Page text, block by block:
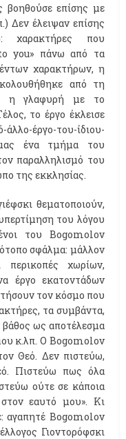
βοηθούσε επίσης με
Δεν έλειψαν επίσης
χαρακτήρες που
you» πάνω από τα
χαρακτήρων, η
από τη
η γλαφυρή με το
το έργο έκλεισε
έργο-του-ίδιου-
ένα τμήμα του
παραλληλισμό του
της εκκλησίας.
θεματοποιούν,
του λόγου
του Bogomolov
σφάλμα: μάλλον
χωρίων,
έργο εκατοντάδων
τον κόσμο που
τα συμβάντα,
βάθος ως αποτέλεσμα
κ.λπ. Ο Bogomolov
Θεό. Δεν πιστεύω,
Πιστεύω πως όλα
ούτε σε κάποια
εαυτό μου». Κι
αγαπητέ Bogomolov
Γιοντορόφσκι